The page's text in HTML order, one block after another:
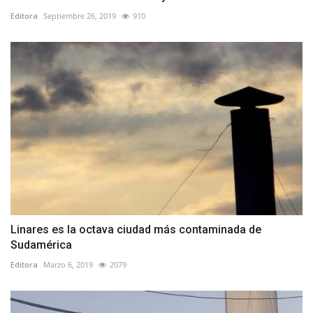
Editora Septiembre 26, 2019 910
Linares es la octava ciudad más contaminada de
Sudamérica
Editora Marzo 6, 2019 2079